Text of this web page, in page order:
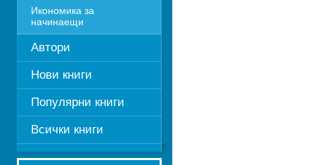
Икономика за
начинаещи
Автори
Нови книги
Популярни книги
Всички книги